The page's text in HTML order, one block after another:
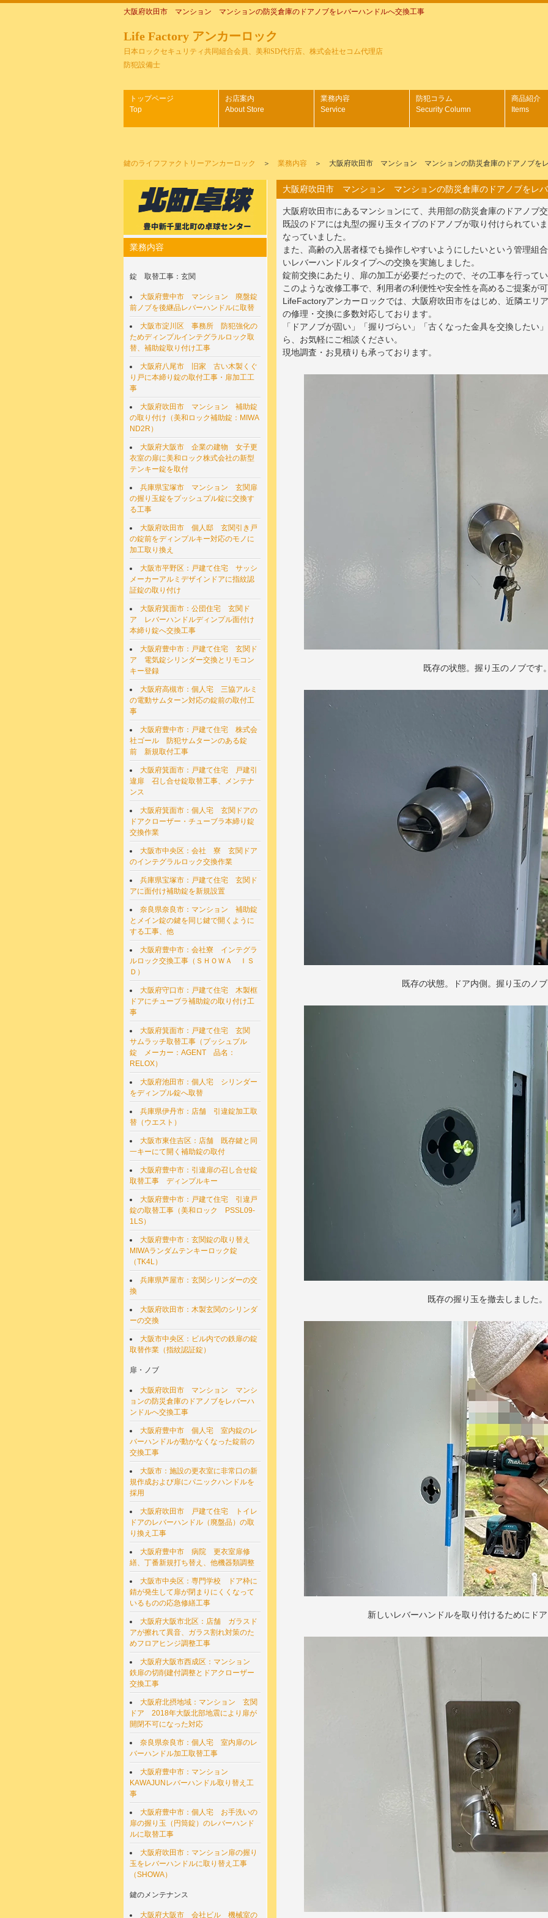
大阪府吹田市 マンション マンションの防災倉庫のドアノブをレバーハンドルへ交換工事
Life Factory アンカーロック
日本ロックセキュリティ共同組合会員、美和SD代行店、株式会社セコム代理店
防犯設備士
トップページ
Top
お店案内
About Store
業務内容
Service
防犯コラム
Security Column
商品紹介
Items
鍵のライフファクトリーアンカーロック ＞ 業務内容 ＞ 大阪府吹田市 マンション マンションの防災倉庫のドアノブをレ
大阪府吹田市 マンション マンションの防災倉庫のドアノブをレ
大阪府吹田市にあるマンションにて、共用部の防災倉庫のドアノブ
既設のドアには丸型の握り玉タイプのドアノブが取り付けられてい
なっていました。
また、高齢の入居者様でも操作しやすいようにしたいという管理組
いレバーハンドルタイプへの交換を実施しました。
錠前交換にあたり、扉の加工が必要だったので、その工事を行って
このような改修工事で、利用者の利便性や安全性を高めるご提案が
LifeFactoryアンカーロックでは、大阪府吹田市をはじめ、近隣エリ
の修理・交換に多数対応しております。
「ドアノブが固い」「握りづらい」「古くなった金具を交換したい
ら、お気軽にご相談ください。
現地調査・お見積りも承っております。
既存の状態。握り玉のノブです
既存の状態。ドア内側。握り玉のノ
既存の握り玉を撤去しました。
新しいレバーハンドルを取り付けるためにド
業務内容
錠 取替工事：玄関
大阪府豊中市 マンション 廃盤錠
前ノブを後継品レバーハンドルに取替
大阪市淀川区 事務所 防犯強化の
ためディンプルインテグラルロック取
替、補助錠取り付け工事
大阪府八尾市 旧家 古い木製くぐ
り戸に本締り錠の取付工事・扉加工工
事
大阪府吹田市 マンション 補助錠
の取り付け（美和ロック補助錠：MIWA
ND2R）
大阪府大阪市 企業の建物 女子更
衣室の扉に美和ロック株式会社の新型
テンキー錠を取付
兵庫県宝塚市 マンション 玄関扉
の握り玉錠をプッシュプル錠に交換す
る工事
大阪府吹田市 個人邸 玄関引き戸
の錠前をディンプルキー対応のモノに
加工取り換え
大阪市平野区：戸建て住宅 サッシ
メーカーアルミデザインドアに指紋認
証錠の取り付け
大阪府箕面市：公団住宅 玄関ド
ア レバーハンドルディンプル面付け
本締り錠へ交換工事
大阪府豊中市：戸建て住宅 玄関ド
ア 電気錠シリンダー交換とリモコン
キー登録
大阪府高槻市：個人宅 三協アルミ
の電動サムターン対応の錠前の取付工
事
大阪府豊中市：戸建て住宅 株式会
社ゴール 防犯サムターンのある錠
前 新規取付工事
大阪府箕面市：戸建て住宅 戸建引
違扉 召し合せ錠取替工事、メンテナ
ンス
大阪府箕面市：個人宅 玄関ドアの
ドアクローザー・チューブラ本締り錠
交換作業
大阪市中央区：会社 寮 玄関ドア
のインテグラルロック交換作業
兵庫県宝塚市：戸建て住宅 玄関ド
アに面付け補助錠を新規設置
奈良県奈良市：マンション 補助錠
とメイン錠の鍵を同じ鍵で開くように
する工事、他
大阪府豊中市：会社寮 インテグラ
ルロック交換工事（ＳＨＯＷＡ ＩＳ
Ｄ）
大阪府守口市：戸建て住宅 木製框
ドアにチューブラ補助錠の取り付け工
事
大阪府箕面市：戸建て住宅 玄関
サムラッチ取替工事（プッシュプル
錠 メーカー：AGENT 品名：
RELOX）
大阪府池田市：個人宅 シリンダー
をディンプル錠へ取替
兵庫県伊丹市：店舗 引違錠加工取
替（ウエスト）
大阪市東住吉区：店舗 既存鍵と同
一キーにて開く補助錠の取付
大阪府豊中市：引違扉の召し合せ錠
取替工事 ディンプルキー
大阪府豊中市：戸建て住宅 引違戸
錠の取替工事（美和ロック PSSL09-
1LS）
大阪府豊中市：玄関錠の取り替え
MIWAランダムテンキーロック錠
（TK4L）
兵庫県芦屋市：玄関シリンダーの交
換
大阪府吹田市：木製玄関のシリンダ
ーの交換
大阪市中央区：ビル内での鉄扉の錠
取替作業（指紋認証錠）
扉・ノブ
大阪府吹田市 マンション マンシ
ョンの防災倉庫のドアノブをレバーハ
ンドルへ交換工事
大阪府豊中市 個人宅 室内錠のレ
バーハンドルが動かなくなった錠前の
交換工事
大阪市：施設の更衣室に非常口の新
規作成および扉にパニックハンドルを
採用
大阪府吹田市 戸建て住宅 トイレ
ドアのレバーハンドル（廃盤品）の取
り換え工事
大阪府豊中市 病院 更衣室扉修
繕、丁番新規打ち替え、他機器類調整
大阪市中央区：専門学校 ドア枠に
錆が発生して扉が閉まりにくくなって
いるものの応急修繕工事
大阪府大阪市北区：店舗 ガラスド
アが擦れて異音、ガラス割れ対策のた
めフロアヒンジ調整工事
大阪府大阪市西成区：マンション
鉄扉の切削建付調整とドアクローザー
交換工事
大阪府北摂地域：マンション 玄関
ドア 2018年大阪北部地震により扉が
開閉不可になった対応
奈良県奈良市：個人宅 室内扉のレ
バーハンドル加工取替工事
大阪府豊中市：マンション
KAWAJUNレバーハンドル取り替え工
事
大阪府豊中市：個人宅 お手洗いの
扉の握り玉（円筒錠）のレバーハンド
ルに取替工事
大阪府吹田市：マンション扉の握り
玉をレバーハンドルに取り替え工事
（SHOWA）
鍵のメンテナンス
大阪府大阪市 会社ビル 機械室の